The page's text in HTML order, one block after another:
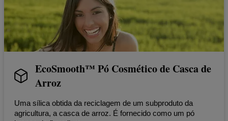
EcoSmooth™ Pó Cosmético de Casca de
Arroz
Uma sílica obtida da reciclagem de um subproduto da
agricultura, a casca de arroz. É fornecido como um pó